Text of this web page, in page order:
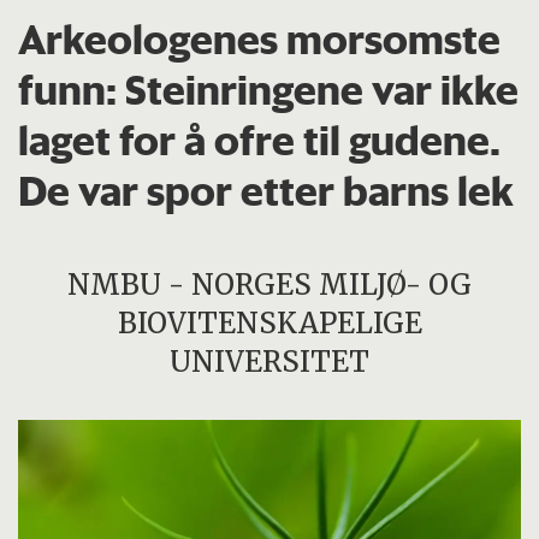
Arkeologenes morsomste
funn: Steinringene var ikke
laget for å ofre til gudene.
De var spor etter barns lek
NMBU - NORGES MILJØ- OG
BIOVITENSKAPELIGE
UNIVERSITET